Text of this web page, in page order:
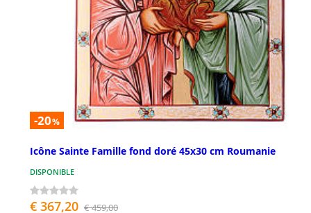
-20%
Icône Sainte Famille fond doré 45x30 cm Roumanie
DISPONIBLE
€ 367,20 € 459,00